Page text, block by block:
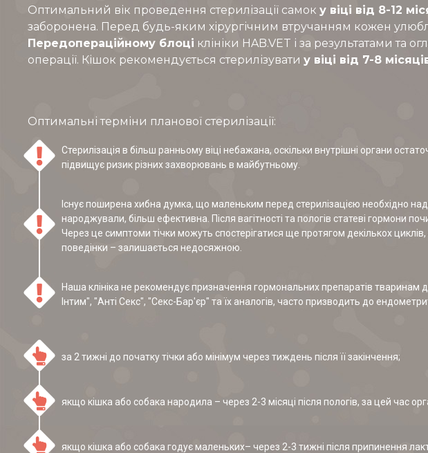
Оптимальний вік проведення стерилізації самок у віці від 8-12
заборонена. Перед будь-яким хірургічним втручанням кожен
Передопераційному блоці клініки HAB.VET і за результатами
операції. Кішок рекомендується стерилізувати у віці від 7-8
Оптимальні терміни планової стерилізації:
Стерилізація в більш ранньому віці небажана, оскільки внутрішні органи
підвищує ризик різних захворювань в майбутньому.
Існує поширена хибна думка, що маленьким перед стерилізацією необхідно
народжували, більш ефективна. Після вагітності та пологів статеві гормони
Через це симптоми тічки можуть спостерігатися ще протягом декількох
поведінки – залишається недосяжною.
Наша клініка не рекомендує призначення гормональних препаратів тваринам
Інтим", "Анті Секс", "Секс-Бар'єр" та їх аналогів, часто призводить до
за 2 тижні до початку тічки або мінімум через тиждень після її закінчення;
якщо кішка або собака народила – через 2-3 місяці після пологів, за цей час
якщо кішка або собака годує маленьких– через 2-3 тижні після припинення